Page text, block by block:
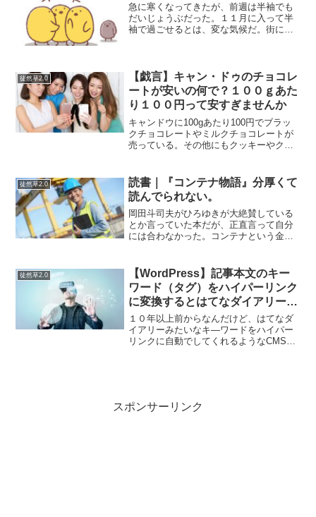
急に寒くなってきたが、前週は半袖でも
だいじょうぶだった。１１月に入って半
袖で過ごせるとは、変な気候だ。街に出
かしな気持ちになった。最...
徒然草2.0
【戯言】キャン・ドゥのチョコレ
ートが安いの何で？１００ｇあた
り１００円って安すぎませんか
キャンドウに100gあたり100円でブラッ
クチョコレートやミルクチョコレートが
売っている。その他にもクッキーやクラ
するのだが、そうでないチョコレートも
あるので驚き。ブラ...
徒然草2.0
読書｜『コンテナ物語』分厚くて
読んでられない。
岡田斗司夫がひろゆきが大絶賛している
とか言っていた本だが、正直言って自分
には合わなかった。コンテナという金属
マの本なのだが、とにかく分厚い。そし
て分厚いだけならまだしも...
徒然草2.0
【WordPress】記事本文のキー
ワード（タグ）をハイパーリンク
に変換するとはてなダイアリーっ
ぽいサイトが作れる
１０年以上前からなんだけど、はてなダ
イアリーみたいなキ―ワードをハイパー
リンクに自動でしてくれるようなCMSが
スポンサーリンク